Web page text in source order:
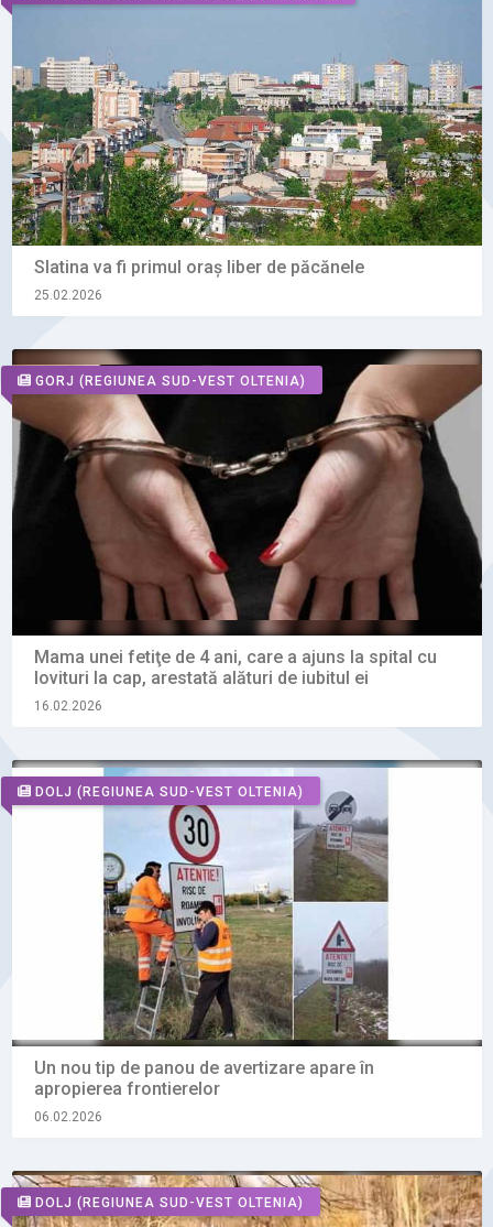
Slatina va fi primul oraș liber de păcănele
25.02.2026
GORJ (REGIUNEA SUD-VEST OLTENIA)
Mama unei fetiţe de 4 ani, care a ajuns la spital cu
lovituri la cap, arestată alături de iubitul ei
16.02.2026
DOLJ (REGIUNEA SUD-VEST OLTENIA)
Un nou tip de panou de avertizare apare în
apropierea frontierelor
06.02.2026
DOLJ (REGIUNEA SUD-VEST OLTENIA)